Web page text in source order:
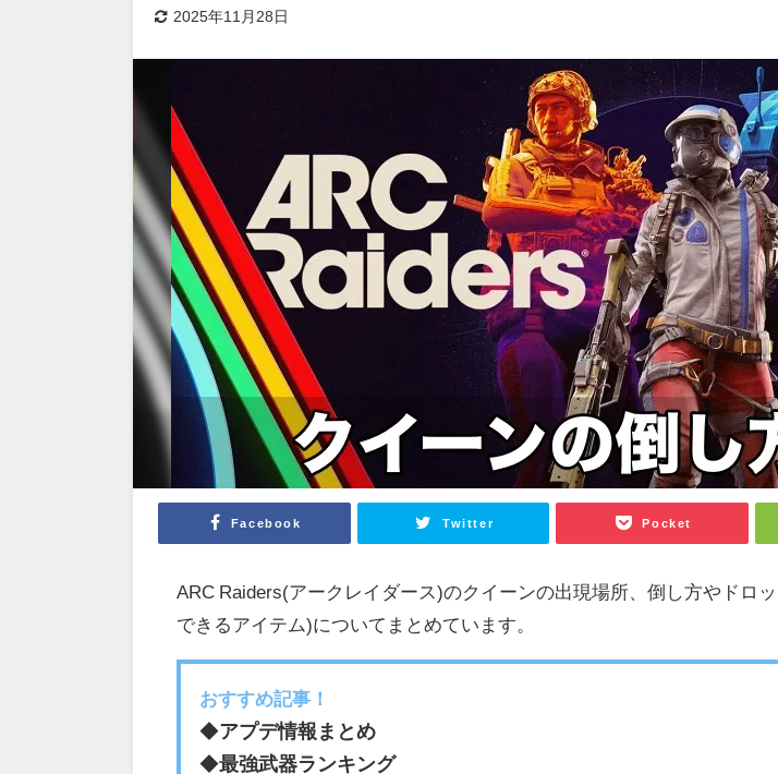
2025年11月28日
Facebook Twitter Pocket
ARC Raiders(アークレイダース)のクイーンの出現場所、倒し方やドロ
できるアイテム)についてまとめています。
おすすめ記事！
◆アプデ情報まとめ
◆最強武器ランキング